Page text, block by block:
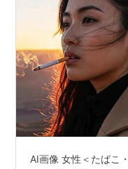
AI画像 女性＜たばこ